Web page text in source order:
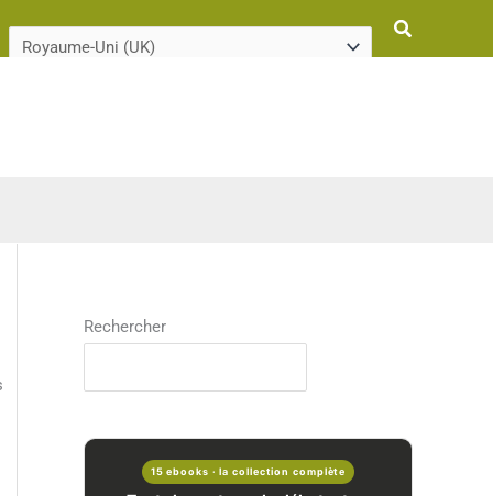
Rechercher
Rechercher
15 ebooks · la collection complète